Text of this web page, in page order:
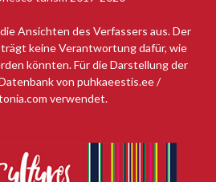
Ansichten des Verfassers aus. Der
keine Verantwortung dafür, wie
könnten. Für die Darstellung der
von puhkaeestis.ee /
verwendet.